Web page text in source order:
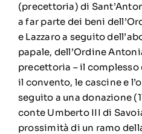
(precettoria) di
a far parte dei beni
e Lazzaro a seguito
papale, dell’Ordine
precettoria – il
il convento, le cascine e
seguito a una donazione
conte Umberto III di
prossimità di un ramo